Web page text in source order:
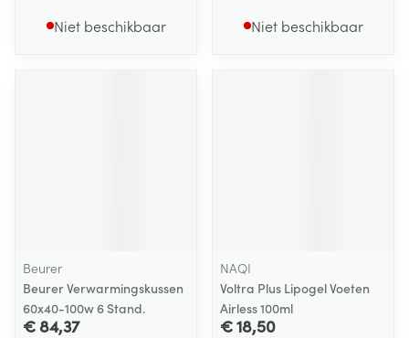
Niet beschikbaar Niet beschikbaar
Beurer
Beurer Verwarmingskussen
60x40-100w 6 Stand.
€ 84,37
NAQI
Voltra Plus Lipogel Voeten
Airless 100ml
€ 18,50